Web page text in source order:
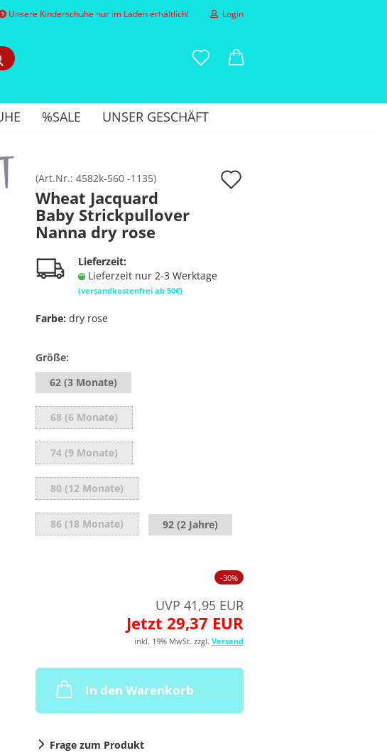
Unsere Kinderschuhe nur im Laden erhältlich! Login
Konto erstellen
Passwort vergessen?
Suche
nach
und
mehr...%SALE UNSER GESCHÄFT
(Art.Nr.: 4582k-560 -1135)
Wheat Jacquard
Baby Strickpullover
Nanna dry rose
Lieferzeit:
Lieferzeit nur 2-3 Werktage
(versandkostenfrei ab 50€)
Farbe: dry rose
Größe:
62 (3 Monate)
68 (6 Monate)
74 (9 Monate)
80 (12 Monate)
86 (18 Monate) 92 (2 Jahre)
-30%
UVP 41,95 EUR
Jetzt 29,37 EUR
inkl. 19% MwSt. zzgl. Versand
In den Warenkorb
Frage zum Produkt